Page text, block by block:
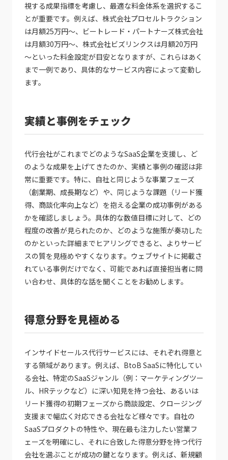
視する成果指標を考慮し、最適な料金体系を選択するこ
とが重要です。例えば、株式会社プロセルトラクション
は月額25万円～、ビートレード・パートナーズ株式会社
は月額30万円～、株式会社ビズリンクスは月額20万円
～といった料金設定が目安となりますが、これらはあく
まで一例であり、具体的なサービス内容によって変動し
ます。
実績と事例をチェック
代行会社がこれまでどのようなSaaS企業を支援し、ど
のような成果を上げてきたのか、実績と事例の確認は非
常に重要です。特に、自社と同じような事業フェーズ
（創業期、成長期など）や、同じような課題（リード獲
得、商談化率向上など）を抱える企業の成功事例がある
かを確認しましょう。具体的な数値目標に対して、どの
程度の改善が見られたのか、どのような施策が奏功した
のかといった詳細までヒアリングできると、よりサービ
スの質を見極めやすくなります。ウェブサイトに掲載さ
れている事例だけでなく、可能であれば直接担当者に問
い合わせ、具体的な話を聞くことをお勧めします。
得意分野を見極める
インサイドセールス代行サービスには、それぞれ得意と
する領域があります。例えば、BtoB SaaSに特化してい
る会社、特定のSaaSジャンル（例：マーケティングツー
ル、HRテックなど）に深い知見を持つ会社、あるいは
リード獲得の初期フェーズから商談設定、クロージング
支援まで幅広く対応できる会社など様々です。自社の
SaaSプロダクトの特性や、現在最も注力したい営業フ
ェーズを明確にし、それに合致した得意分野を持つ代行
会社を選ぶことが成功の鍵となります。例えば、新規顧